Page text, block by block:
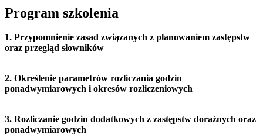
Program szkolenia
1. Przypomnienie zasad związanych z planowaniem zastępstw
oraz przegląd słowników
2. Określenie parametrów rozliczania godzin
ponadwymiarowych i okresów rozliczeniowych
3. Rozliczanie godzin dodatkowych z zastępstw doraźnych oraz
ponadwymiarowych